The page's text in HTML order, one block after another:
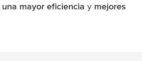
una mayor eficiencia y mejores